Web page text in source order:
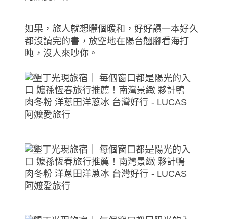
如果，旅人就想曬個暖和，好好讀一本好久
都沒讀完的書，放空地在陽台翹腳看海打
盹，沒人來吵你。